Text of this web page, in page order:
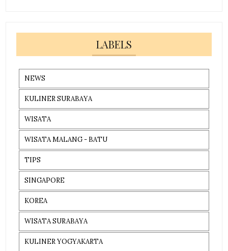
LABELS
NEWS
KULINER SURABAYA
WISATA
WISATA MALANG - BATU
TIPS
SINGAPORE
KOREA
WISATA SURABAYA
KULINER YOGYAKARTA